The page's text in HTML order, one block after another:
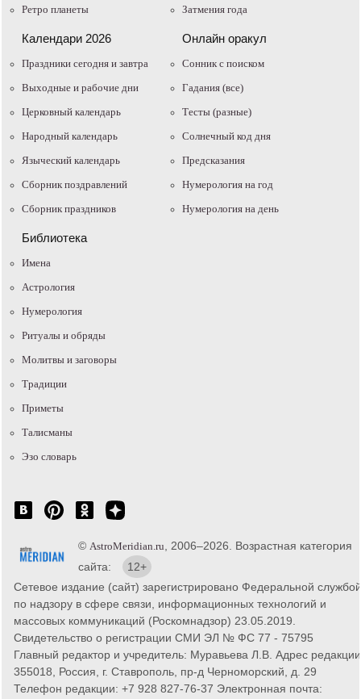
Ретро планеты
Затмения года
Календари 2026
Праздники сегодня и завтра
Выходные и рабочие дни
Церковный календарь
Народный календарь
Языческий календарь
Сборник поздравлений
Сборник праздников
Онлайн оракул
Cонник с поиском
Гадания (все)
Тесты (разные)
Солнечный код дня
Предсказания
Нумерология на год
Нумерология на день
Библиотека
Имена
Астрология
Нумерология
Ритуалы и обряды
Молитвы и заговоры
Традиции
Приметы
Талисманы
Эзо словарь
© AstroMeridian.ru, 2006–2026. Возрастная категория
сайта:
12+
Сетевое издание (сайт) зарегистрировано Федеральной службой
по надзору в сфере связи, информационных технологий и
массовых коммуникаций (Роскомнадзор) 23.05.2019.
Свидетельство о регистрации СМИ ЭЛ № ФС 77 - 75795
Главный редактор и учредитель: Муравьева Л.В. Адрес
355018, Россия, г. Ставрополь, пр-д Черноморский, д. 29
Телефон редакции: +7 928 827-76-37 Электронная почта: